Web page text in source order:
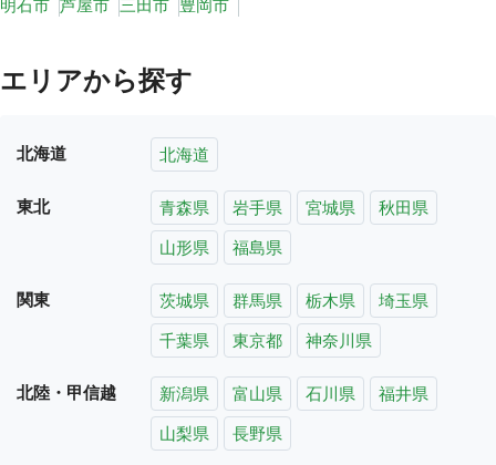
明石市 芦屋市 三田市 豊岡市
エリアから探す
北海道 北海道
東北 青森県 岩手県 宮城県
秋田県
山形県
福島県
関東 茨城県 群馬県 栃木県
埼玉県
千葉県
東京都 神奈川県
北陸・甲信越 新潟県 富山県 石川県
福井県
山梨県
長野県